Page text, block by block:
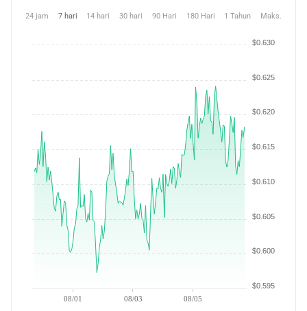
24 jam 7 hari 14 hari 30 hari 90 Hari 180 Hari 1 Tahun Maks.
08/01 08/03 08/05
$0.595
$0.600
$0.605
$0.610
$0.615
$0.620
$0.625
$0.630